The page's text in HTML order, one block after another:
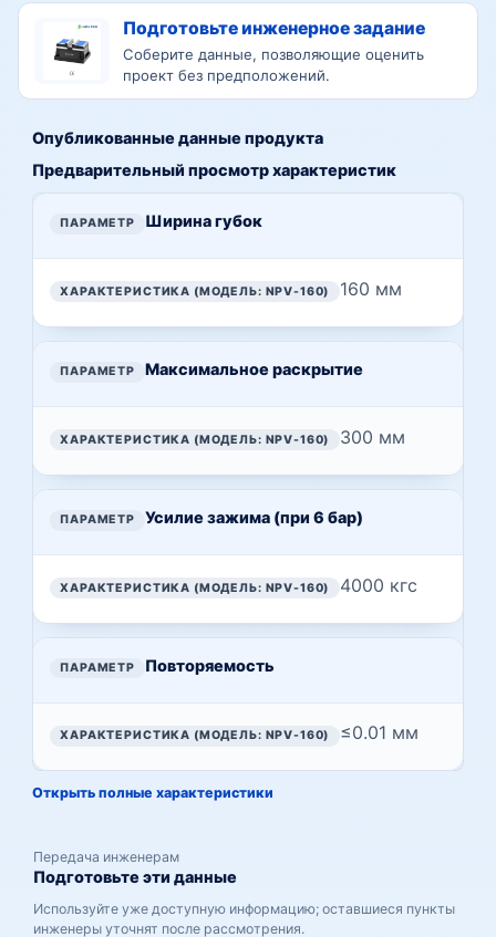
Подготовьте инженерное задание
Соберите данные, позволяющие оценить
проект без предположений.
Опубликованные данные продукта
Предварительный просмотр характеристик
Предварительный просмотр опубликованных характеристик этой страницы
Ширина губок
160 мм
Максимальное раскрытие
300 мм
Усилие зажима (при 6 бар)
4000 кгс
Повторяемость
≤0.01 мм
Открыть полные характеристики
Передача инженерам
Подготовьте эти данные
Используйте уже доступную информацию; оставшиеся пункты
инженеры уточнят после рассмотрения.